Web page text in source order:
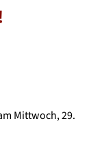
Mittwoch, 29.